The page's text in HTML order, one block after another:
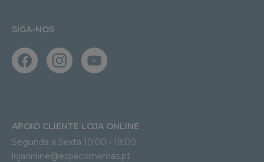
SIGA-NOS
APOIO CLIENTE LOJA ONLINE
Segunda a Sexta 10:00 › 19:00
lojaonline@espacomamas.pt